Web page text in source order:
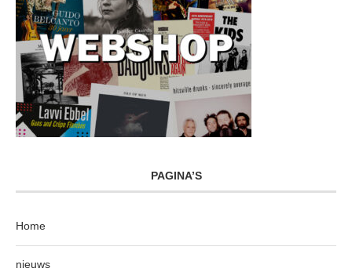
PAGINA’S
Home
nieuws